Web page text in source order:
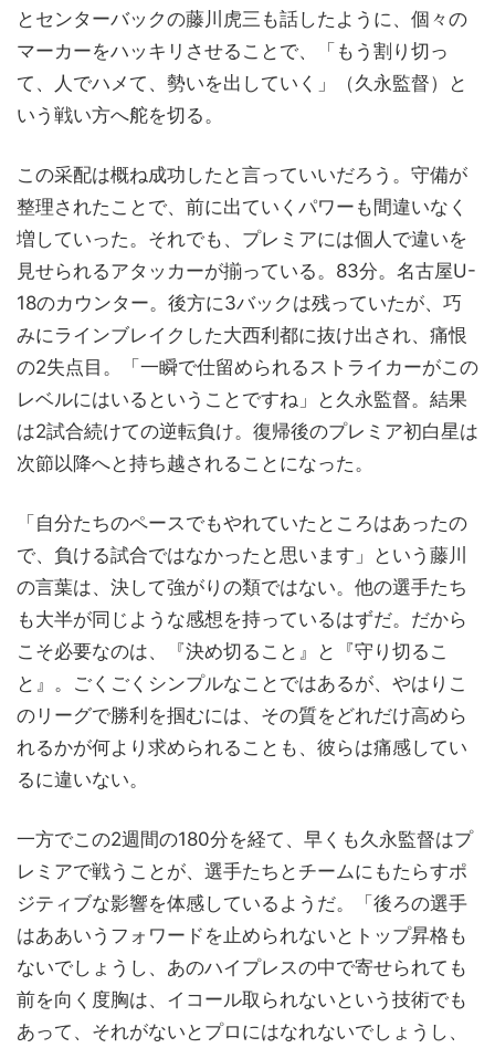
とセンターバックの藤川虎三も話したように、個々の
マーカーをハッキリさせることで、「もう割り切っ
て、人でハメて、勢いを出していく」（久永監督）と
いう戦い方へ舵を切る。
この采配は概ね成功したと言っていいだろう。守備が
整理されたことで、前に出ていくパワーも間違いなく
増していった。それでも、プレミアには個人で違いを
見せられるアタッカーが揃っている。83分。名古屋U-
18のカウンター。後方に3バックは残っていたが、巧
みにラインブレイクした大西利都に抜け出され、痛恨
の2失点目。「一瞬で仕留められるストライカーがこの
レベルにはいるということですね」と久永監督。結果
は2試合続けての逆転負け。復帰後のプレミア初白星は
次節以降へと持ち越されることになった。
「自分たちのペースでもやれていたところはあったの
で、負ける試合ではなかったと思います」という藤川
の言葉は、決して強がりの類ではない。他の選手たち
も大半が同じような感想を持っているはずだ。だから
こそ必要なのは、『決め切ること』と『守り切るこ
と』。ごくごくシンプルなことではあるが、やはりこ
のリーグで勝利を掴むには、その質をどれだけ高めら
れるかが何より求められることも、彼らは痛感してい
るに違いない。
一方でこの2週間の180分を経て、早くも久永監督はプ
レミアで戦うことが、選手たちとチームにもたらすポ
ジティブな影響を体感しているようだ。「後ろの選手
はああいうフォワードを止められないとトップ昇格も
ないでしょうし、あのハイプレスの中で寄せられても
前を向く度胸は、イコール取られないという技術でも
あって、それがないとプロにはなれないでしょうし、